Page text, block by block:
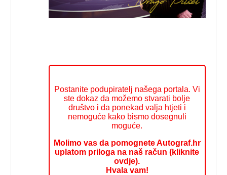
Postanite podupiratelj našega portala. Vi
ste dokaz da možemo stvarati bolje
društvo i da ponekad valja htjeti i
nemoguće kako bismo dosegnuli
moguće.
Molimo vas da pomognete Autograf.hr
uplatom priloga na naš račun (kliknite
ovdje).
Hvala vam!